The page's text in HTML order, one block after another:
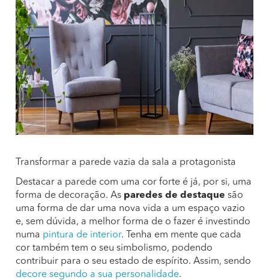
Transformar a parede vazia da sala a protagonista
Destacar a parede com uma cor forte é já, por si, uma
forma de decoração. As paredes de destaque são
uma forma de dar uma nova vida a um espaço vazio
e, sem dúvida, a melhor forma de o fazer é investindo
numa pintura de interior. Tenha em mente que cada
cor também tem o seu simbolismo, podendo
contribuir para o seu estado de espírito. Assim, sendo
decore segundo a sua personalidade.